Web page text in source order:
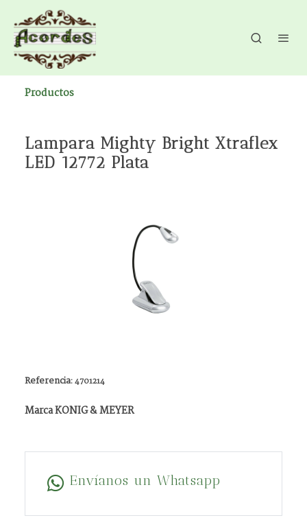
Productos
Lampara Mighty Bright Xtraflex
LED 12772 Plata
Referencia:4701214
Marca KONIG & MEYER
Envíanos un Whatsapp